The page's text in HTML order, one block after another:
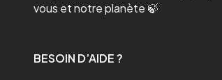
vous et notre planète 🍃
BESOIN D’AIDE ?